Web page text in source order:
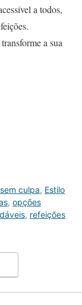
a todos,
a sua
culpa, Estilo
, opções
, refeições